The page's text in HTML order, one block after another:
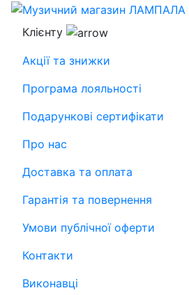
Клієнту
Акції та знижки
Програма лояльності
Подарункові сертифікати
Про нас
Доставка та оплата
Гарантія та повернення
Умови публічної оферти
Контакти
Виконавці